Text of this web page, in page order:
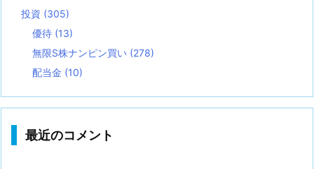
投資 (305)
優待 (13)
無限S株ナンピン買い (278)
配当金 (10)
最近のコメント